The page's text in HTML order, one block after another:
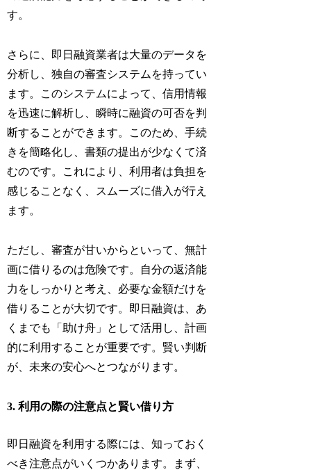
す。
さらに、即日融資業者は大量のデータを
分析し、独自の審査システムを持ってい
ます。このシステムによって、信用情報
を迅速に解析し、瞬時に融資の可否を判
断することができます。このため、手続
きを簡略化し、書類の提出が少なくて済
むのです。これにより、利用者は負担を
感じることなく、スムーズに借入が行え
ます。
ただし、審査が甘いからといって、無計
画に借りるのは危険です。自分の返済能
力をしっかりと考え、必要な金額だけを
借りることが大切です。即日融資は、あ
くまでも「助け舟」として活用し、計画
的に利用することが重要です。賢い判断
が、未来の安心へとつながります。
3. 利用の際の注意点と賢い借り方
即日融資を利用する際には、知っておく
べき注意点がいくつかあります。まず、